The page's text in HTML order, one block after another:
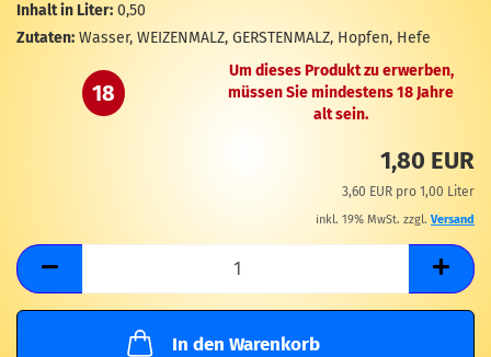
Inhalt in Liter: 0,50
Zutaten: Wasser, WEIZENMALZ, GERSTENMALZ, Hopfen, Hefe
18
Um dieses Produkt zu erwerben,
müssen Sie mindestens 18 Jahre
alt sein.
1,80 EUR
3,60 EUR pro 1,00 Liter
inkl. 19% MwSt. zzgl. Versand
In den Warenkorb